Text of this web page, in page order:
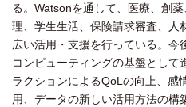
る。Watsonを通して、医療、創
理、学生生活、保険請求審査、人
広い活用・支援を行っている。今
コンピューティングの基盤として
ラクションによるQoLの向上、感
用、データの新しい活用方法の構